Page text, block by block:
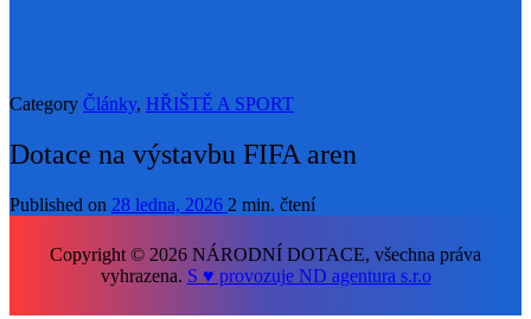
Category Články, HŘIŠTĚ A SPORT
Dotace na výstavbu FIFA aren
Published on 28 ledna, 2026 2 min. čtení
Copyright © 2026 NÁRODNÍ DOTACE, všechna práva
vyhrazena. S ♥ provozuje ND agentura s.r.o